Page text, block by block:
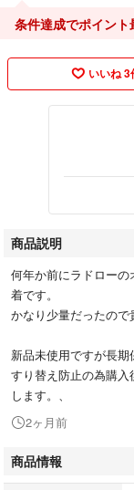
条件達成でポイント
いいね 3
商品説明
何年か前にラドロー
着です。
かなり少量だったので
新品未使用ですが長期
すり替え防止の為購
します。、
2ヶ月前
商品情報